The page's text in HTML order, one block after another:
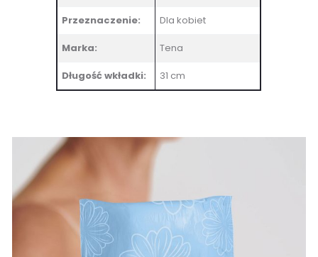
Przeznaczenie: Dla kobiet
Marka: Tena
Długość wkładki: 31 cm